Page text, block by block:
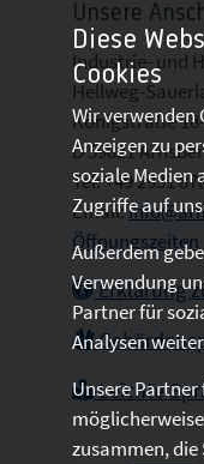
Unsere
Industrie- und
Hellweg-
Königstraße
D 59821
Tel: +49 2931
Email:
Öffnungszeiten
Erklärung
Leichte
Diese
Cookies
Wir verwenden
Anzeigen zu
soziale Medien
Zugriffe auf
Außerdem
Verwendung
Partner für
Analysen
Unsere
zusammen,